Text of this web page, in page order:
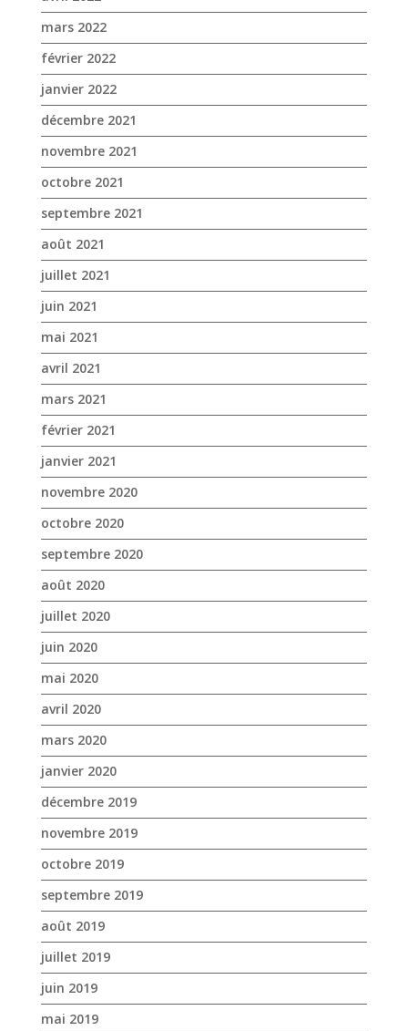
novembre 2021
octobre 2021
septembre 2021
août 2021
juillet 2021
juin 2021
mai 2021
avril 2021
mars 2021
février 2021
janvier 2021
novembre 2020
octobre 2020
septembre 2020
août 2020
juillet 2020
juin 2020
mai 2020
avril 2020
mars 2020
janvier 2020
décembre 2019
novembre 2019
octobre 2019
septembre 2019
août 2019
juillet 2019
juin 2019
mai 2019
avril 2019
mars 2019
février 2019
janvier 2019